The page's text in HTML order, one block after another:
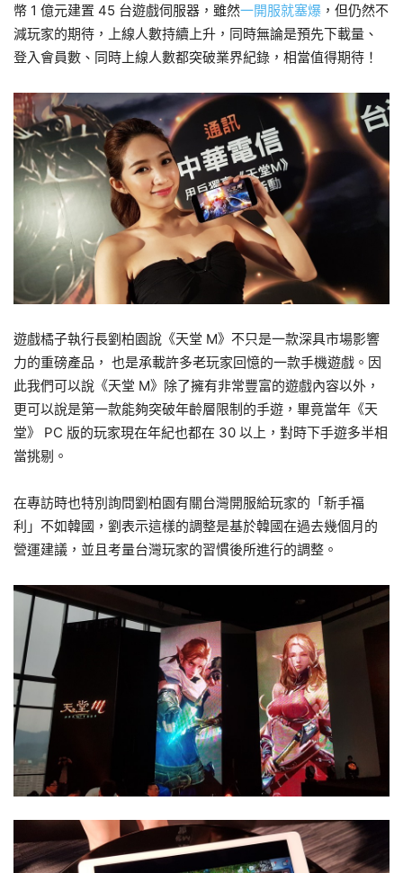
幣 1 億元建置 45 台遊戲伺服器，雖然一開服就塞爆 ，但仍然不
減玩家的期待，上線人數持續上升，同時無論是預先下載量、
登入會員數、同時上線人數都突破業界紀錄，相當值得期待！
遊戲橘子執行長劉柏園說《天堂 M》不只是一款深具市場影響
力的重磅產品， 也是承載許多老玩家回憶的一款手機遊戲。因
此我們可以說《天堂 M》除了擁有非常豐富的遊戲內容以外，
更可以說是第一款能夠突破年齡層限制的手遊，畢竟當年《天
堂》 PC 版的玩家現在年紀也都在 30 以上，對時下手遊多半相
當挑剔。
在專訪時也特別詢問劉柏園有關台灣開服給玩家的「新手福
利」不如韓國，劉表示這樣的調整是基於韓國在過去幾個月的
營運建議，並且考量台灣玩家的習慣後所進行的調整。